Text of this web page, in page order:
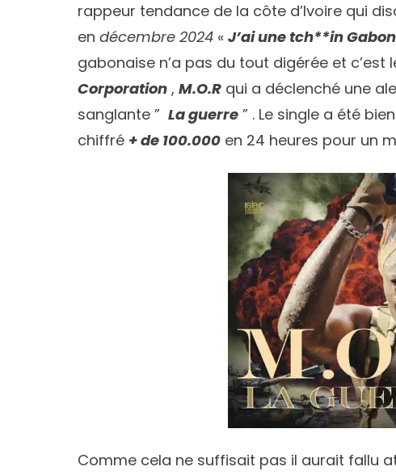
rappeur tendance de la côte d’Ivoire qui
en décembre 2024 « J’ai une tch**in
gabonaise n’a pas du tout digérée et c’est
Corporation , M.O.R qui a déclenché une
sanglante ” La guerre ” . Le single a été
chiffré + de 100.000 en 24 heures pour un
Comme cela ne suffisait pas il aurait fallu